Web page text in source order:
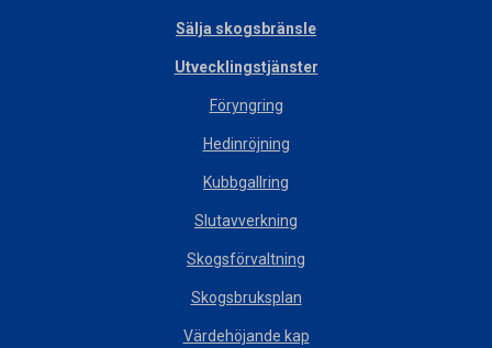
Sälja skogsbränsle
Utvecklingstjänster
Föryngring
Hedinröjning
Kubbgallring
Slutavverkning
Skogsförvaltning
Skogsbruksplan
Värdehöjande kap